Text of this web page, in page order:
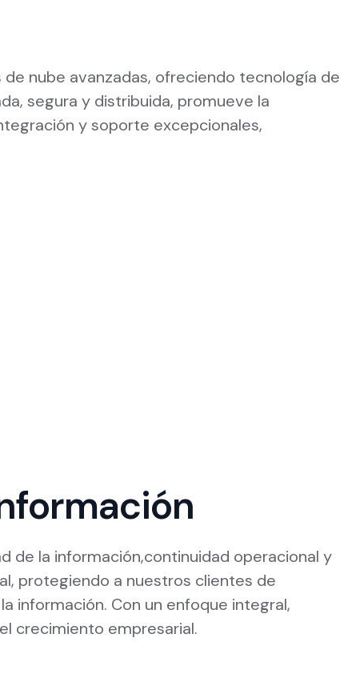
nube avanzadas, ofreciendo tecnología de
segura y distribuida, promueve la
y soporte excepcionales,
de la información,continuidad operacional y
protegiendo a nuestros clientes de
información. Con un enfoque integral,
crecimiento empresarial.